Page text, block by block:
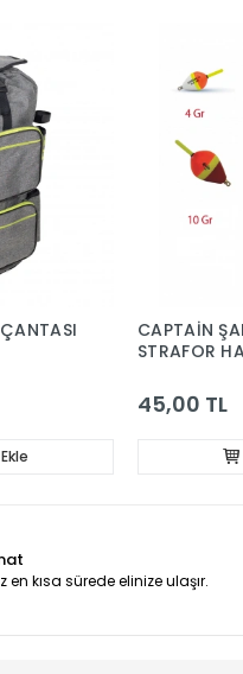
CAPTAİN
STRAFOR
45,00 TL
en kısa sürede elinize ulaşır.